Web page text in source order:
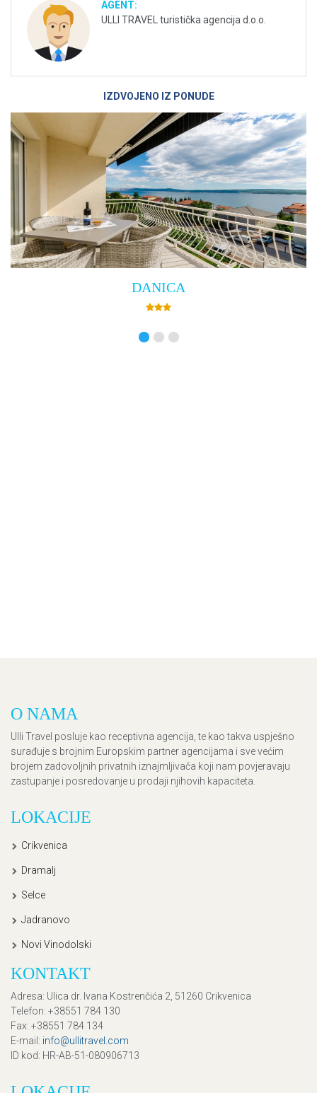
AGENT:
ULLI TRAVEL turistička agencija d.o.o.
IZDVOJENO IZ PONUDE
Villa Empress
O NAMA
Ulli Travel posluje kao receptivna agencija, te kao takva uspješno
surađuje s brojnim Europskim partner agencijama i sve većim
brojem zadovoljnih privatnih iznajmljivača koji nam povjeravaju
zastupanje i posredovanje u prodaji njihovih kapaciteta.
LOKACIJE
Crikvenica
Dramalj
Selce
Jadranovo
Novi Vinodolski
KONTAKT
Adresa: Ulica dr. Ivana Kostrenčića 2, 51260 Crikvenica
Telefon: +38551 784 130
Fax: +38551 784 134
E-mail: info@ullitravel.com
ID kod: HR-AB-51-080906713